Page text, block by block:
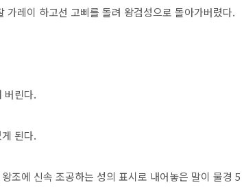
레이 하고선 고삐를 돌려 왕검성으로 돌아가버렸다.
버린다.
된다.
조에 신속 조공하는 성의 표시로 내어놓은 말이 물경 5